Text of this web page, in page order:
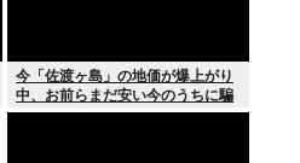
今「佐渡ヶ島」の地価が爆上がり
中、お前らまだ安い今のうちに騙
されたと思って買っとけ！